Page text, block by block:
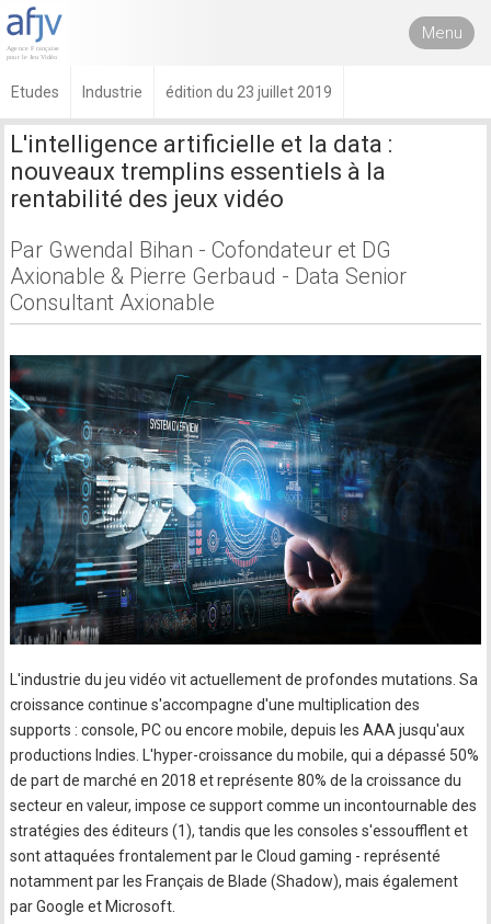
Menu
Etudes Industrie édition du 23 juillet 2019
L'intelligence artificielle et la data :
nouveaux tremplins essentiels à la
rentabilité des jeux vidéo
Par Gwendal Bihan - Cofondateur et DG
Axionable & Pierre Gerbaud - Data Senior
Consultant Axionable
L'industrie du jeu vidéo vit actuellement de profondes mutations. Sa
croissance continue s'accompagne d'une multiplication des
supports : console, PC ou encore mobile, depuis les AAA jusqu'aux
productions Indies. L'hyper-croissance du mobile, qui a dépassé 50%
de part de marché en 2018 et représente 80% de la croissance du
secteur en valeur, impose ce support comme un incontournable des
stratégies des éditeurs (1), tandis que les consoles s'essoufflent et
sont attaquées frontalement par le Cloud gaming - représenté
notamment par les Français de Blade (Shadow), mais également
par Google et Microsoft.